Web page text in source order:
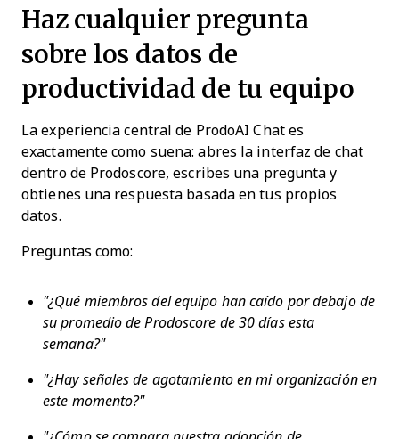
Haz cualquier pregunta
sobre los datos de
productividad de tu equipo
La experiencia central de ProdoAI Chat es
exactamente como suena: abres la interfaz de chat
dentro de Prodoscore, escribes una pregunta y
obtienes una respuesta basada en tus propios
datos.
Preguntas como:
"¿Qué miembros del equipo han caído por debajo de
su promedio de Prodoscore de 30 días esta
semana?"
"¿Hay señales de agotamiento en mi organización en
este momento?"